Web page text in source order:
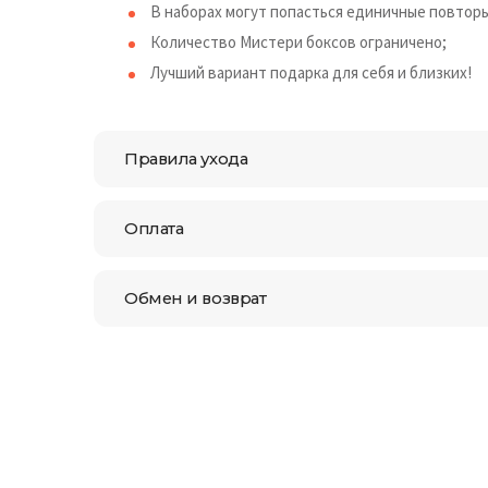
В наборах могут попасться единичные
Количество Мистери боксов ограничено;
Лучший вариант подарка для себя и близких!
Правила ухода
Оплата
Обмен и возврат